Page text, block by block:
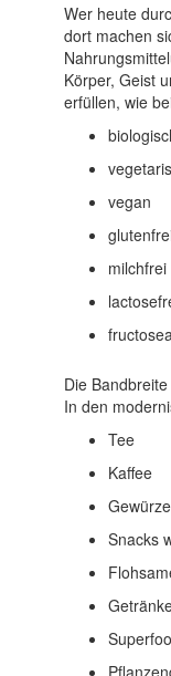
Wer heute
dort machen
Körper, Geist
erfüllen, wie
vegan
milchfrei
Die
In den
Tee
Kaffee
Gewürze
Snacks